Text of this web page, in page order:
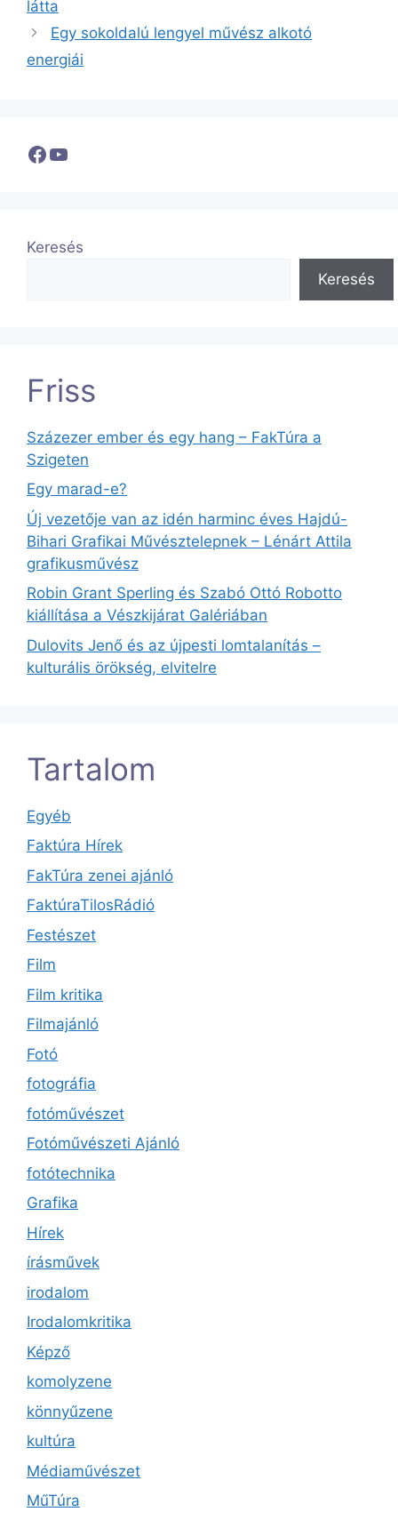
látta
Egy sokoldalú lengyel művész alkotó
energiái
Facebook
YouTube
Keresés
Keresés
Friss
Százezer ember és egy hang – FakTúra a
Szigeten
Egy marad-e?
Új vezetője van az idén harminc éves Hajdú-
Bihari Grafikai Művésztelepnek – Lénárt Attila
grafikusművész
Robin Grant Sperling és Szabó Ottó Robotto
kiállítása a Vészkijárat Galériában
Dulovits Jenő és az újpesti lomtalanítás –
kulturális örökség, elvitelre
Tartalom
Egyéb
Faktúra Hírek
FakTúra zenei ajánló
FaktúraTilosRádió
Festészet
Film
Film kritika
Filmajánló
Fotó
fotográfia
fotóművészet
Fotóművészeti Ajánló
fotótechnika
Grafika
Hírek
írásművek
irodalom
Irodalomkritika
Képző
komolyzene
könnyűzene
kultúra
Médiaművészet
MűTúra